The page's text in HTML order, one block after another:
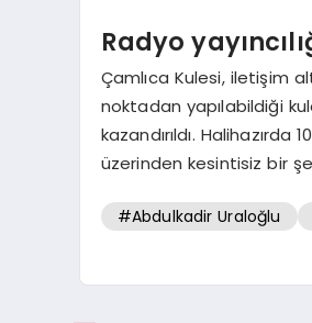
Radyo
Çamlıca Kulesi, iletişim
noktadan yapılabildiği
kazandırıldı. Halihazırda
üzerinden kesintisiz bir
#Abdulkadir Uraloğlu